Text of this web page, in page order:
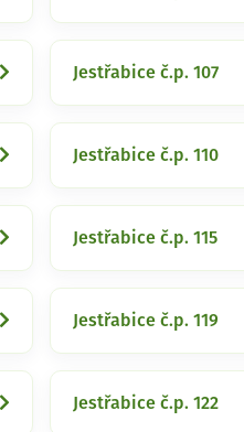
Jestřabice č.p. 107
Jestřabice č.p. 110
Jestřabice č.p. 115
Jestřabice č.p. 119
Jestřabice č.p. 122